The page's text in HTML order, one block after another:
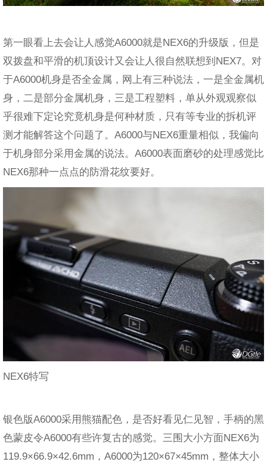
第一眼看上去会让人感觉A6000就是NEX6的升级版，但是
双拨盘和平滑的机顶设计又会让人很自然联想到NEX7。对
于A6000机身是否全金属，网上有三种说法，一是全金属机
身，二是部分金属机身，三是工程塑料，单从外观观察似
乎很难下定论究竟机身是何种材质，只有等专业的拆机评
测才能解答这个问题了。A6000与NEX6重量相似，我偏向
于机身部分采用金属的说法。A6000表面磨砂的处理感觉比
NEX6那种一点点的防滑花纹要好。
NEX6特写
银色版A6000采用熊猫配色，是否好看见仁见智，手柄的黑
色蒙皮令A6000有些许复古的感觉。三围大小方面NEX6为
119.9×66.9×42.6mm，A6000为120×67×45mm，整体大小